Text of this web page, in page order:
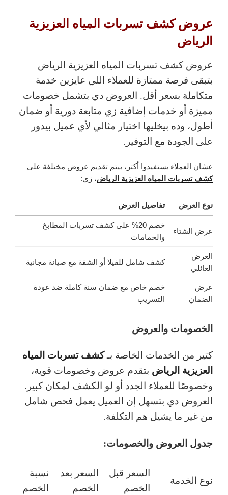
عروض كشف تسربات المياه العزيزية
الرياض
عروض كشف تسربات المياه العزيزية الرياض
بتبقى فرصة ممتازة للعملاء اللي عايزين خدمة
متكاملة بسعر أقل. العروض دي بتشمل خصومات
مميزة أو خدمات إضافية زي متابعة دورية أو ضمان
أطول، وده بيخليها اختيار مثالي لأي عميل بيدور
على الجودة مع التوفير.
عشان العملاء يستفيدوا أكتر، بيتم تقديم عروض مختلفة على
كشف تسربات المياه العزيزية الرياض، زي:
نوع العرض تفاصيل العرض
عرض الشتاء
خصم 20% على كشف تسربات المطابخ
والحمامات
العرض
العائلي
كشف شامل للفيلا أو الشقة مع صيانة مجانية
عرض
الضمان
خصم خاص مع ضمان سنة كاملة ضد عودة
التسريب
الخصومات والعروض
كتير من الخدمات الخاصة بـكشف تسربات المياه
العزيزية الرياض بتقدم عروض وخصومات قوية،
وخصوصًا للعملاء الجدد أو لو الكشف لمكان كبير.
العروض دي بتسهل إن العميل يعمل فحص شامل
من غير ما يشيل هم التكلفة.
جدول العروض والخصومات:
نوع الخدمة
السعر قبل
الخصم
السعر بعد
الخصم
نسبة
الخصم